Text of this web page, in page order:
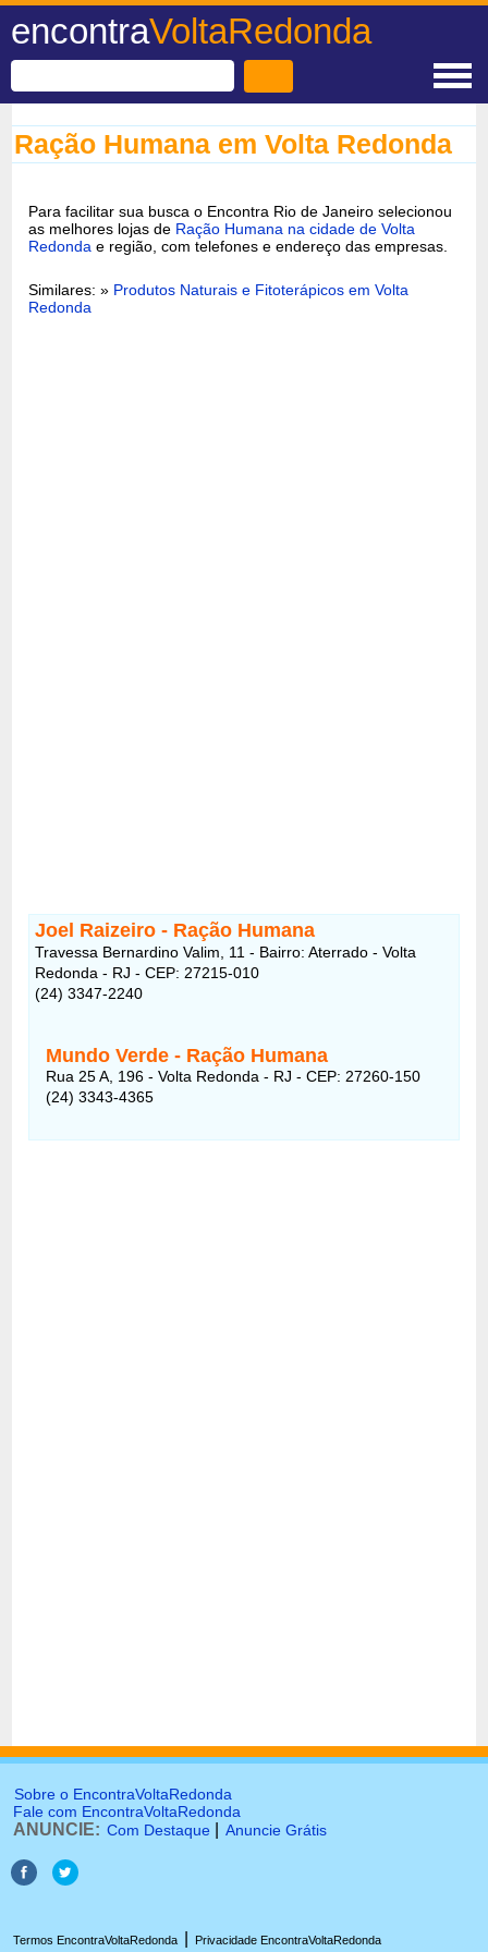
encontraVoltaRedonda
Ração Humana em Volta Redonda
Para facilitar sua busca o Encontra Rio de Janeiro selecionou
as melhores lojas de Ração Humana na cidade de Volta
Redonda e região, com telefones e endereço das empresas.
Similares: » Produtos Naturais e Fitoterápicos em Volta
Redonda
Joel Raizeiro - Ração Humana
Travessa Bernardino Valim, 11 - Bairro: Aterrado - Volta
Redonda - RJ - CEP: 27215-010
(24) 3347-2240
Mundo Verde - Ração Humana
Rua 25 A, 196 - Volta Redonda - RJ - CEP: 27260-150
(24) 3343-4365
Sobre o EncontraVoltaRedonda
Fale com EncontraVoltaRedonda
ANUNCIE: Com Destaque Anuncie Grátis
Termos EncontraVoltaRedonda Privacidade EncontraVoltaRedonda